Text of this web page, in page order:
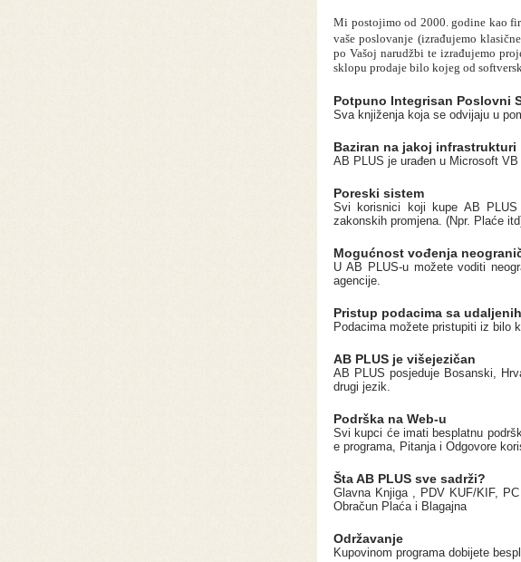
Mi postojimo od 2000. godine kao
vaše poslovanje (izrađujemo
po Vašoj narudžbi te izrađujemo
sklopu prodaje bilo kojeg od
Potpuno Integrisan Poslovni
Sva knjiženja koja se odvijaju u
Baziran na jakoj infrastrukturi
AB PLUS je urađen u Microsoft
Poreski sistem
Svi korisnici koji kupe AB PLUS
zakonskih promjena. (Npr. Plaće
Mogućnost vođenja
U AB PLUS-u možete voditi
agencije.
Pristup podacima sa
Podacima možete pristupiti iz bilo
AB PLUS je višejezičan
AB PLUS posjeduje Bosanski,
drugi jezik.
Podrška na Web-u
Svi kupci će imati besplatnu
e programa, Pitanja i Odgovore
Šta AB PLUS sve sadrži?
Glavna Knjiga , PDV KUF/KIF,
Obračun Plaća i Blagajna
Održavanje
Kupovinom programa dobijete